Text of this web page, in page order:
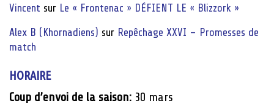
Vincent sur Le « Frontenac » DÉFIENT LE « Blizzork »
Alex B (Khornadiens) sur Repêchage XXVI – Promesses de
match
HORAIRE
Coup d’envoi de la saison: 30 mars